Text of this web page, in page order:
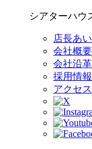
シアターハウ
店長あ
会社概要
会社沿革
採用情報
アクセ